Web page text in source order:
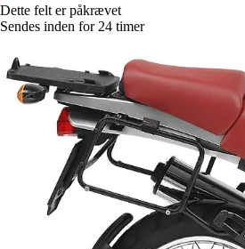
Dette felt er påkrævet
Sendes inden for 24 timer